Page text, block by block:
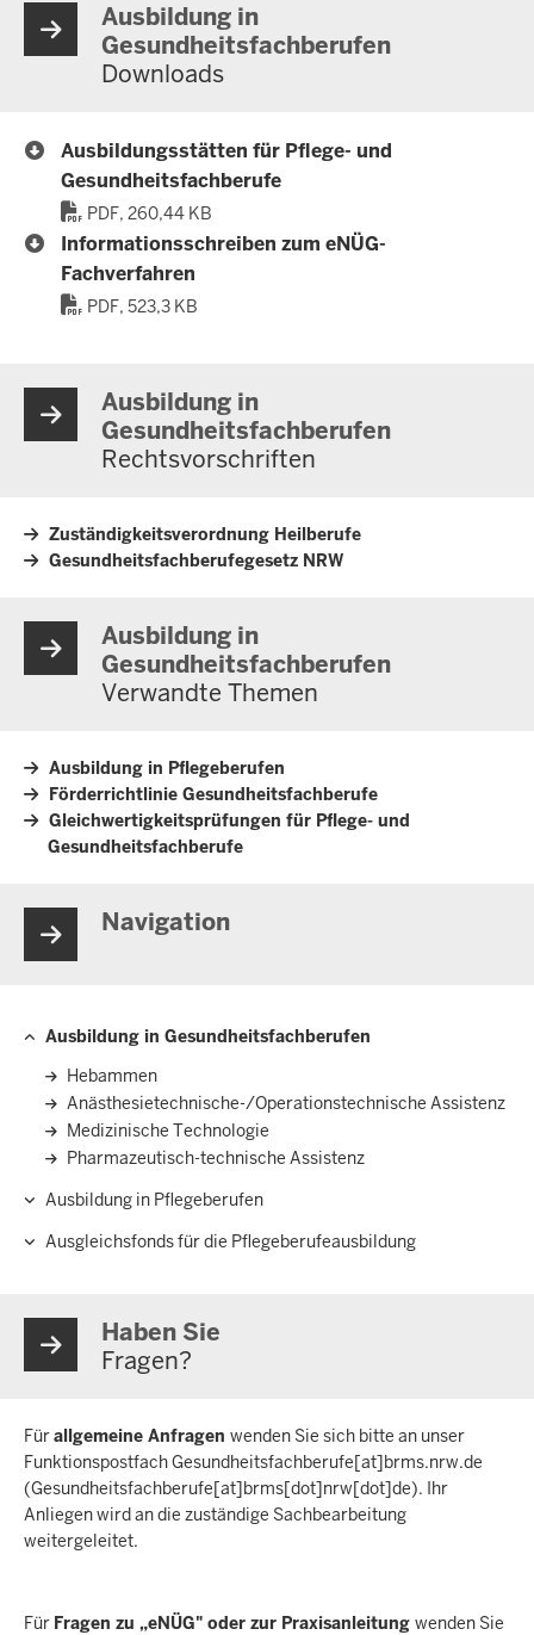
Ausbildung in
Gesundheitsfachberufen
Downloads
Ausbildungsstätten für Pflege- und
Gesundheitsfachberufe
PDF, 260,44 KB
Informationsschreiben zum eNÜG-
Fachverfahren
PDF, 523,3 KB
Ausbildung in
Gesundheitsfachberufen
Rechtsvorschriften
Zuständigkeitsverordnung Heilberufe
Gesundheitsfachberufegesetz NRW
Ausbildung in
Gesundheitsfachberufen
Verwandte Themen
Ausbildung in Pflegeberufen
Förderrichtlinie Gesundheitsfachberufe
Gleichwertigkeitsprüfungen für Pflege- und
Gesundheitsfachberufe
Navigation
Ausbildung in Gesundheitsfachberufen
Hebammen
Anästhesietechnische-/Operationstechnische Assistenz
Medizinische Technologie
Pharmazeutisch-technische Assistenz
Ausbildung in Pflegeberufen
Ausgleichsfonds für die Pflegeberufeausbildung
Haben Sie
Fragen?
Fürallgemeine Anfragen wenden Sie sich bitte an unser
FunktionspostfachGesundheitsfachberufe[at]brms.nrw.de
(Gesundheitsfachberufe[at]brms[dot]nrw[dot]de). Ihr
Anliegen wird an die zuständige Sachbearbeitung
weitergeleitet.
Für Fragen zu „eNÜG" oder zur Praxisanleitung wenden Sie